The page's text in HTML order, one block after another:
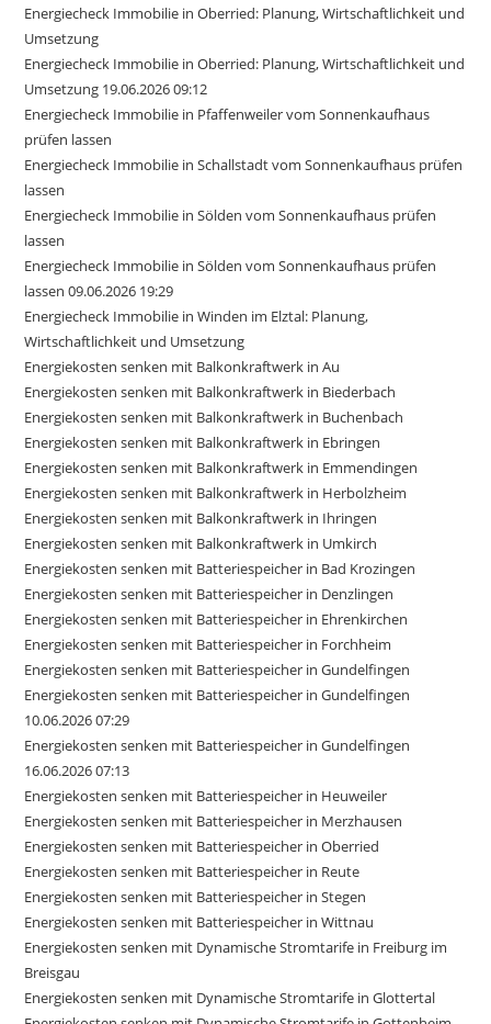
Energiecheck Immobilie in Oberried: Planung, Wirtschaftlichkeit und
Umsetzung
Energiecheck Immobilie in Oberried: Planung, Wirtschaftlichkeit und
Umsetzung 19.06.2026 09:12
Energiecheck Immobilie in Pfaffenweiler vom Sonnenkaufhaus
prüfen lassen
Energiecheck Immobilie in Schallstadt vom Sonnenkaufhaus prüfen
lassen
Energiecheck Immobilie in Sölden vom Sonnenkaufhaus prüfen
lassen
Energiecheck Immobilie in Sölden vom Sonnenkaufhaus prüfen
lassen 09.06.2026 19:29
Energiecheck Immobilie in Winden im Elztal: Planung,
Wirtschaftlichkeit und Umsetzung
Energiekosten senken mit Balkonkraftwerk in Au
Energiekosten senken mit Balkonkraftwerk in Biederbach
Energiekosten senken mit Balkonkraftwerk in Buchenbach
Energiekosten senken mit Balkonkraftwerk in Ebringen
Energiekosten senken mit Balkonkraftwerk in Emmendingen
Energiekosten senken mit Balkonkraftwerk in Herbolzheim
Energiekosten senken mit Balkonkraftwerk in Ihringen
Energiekosten senken mit Balkonkraftwerk in Umkirch
Energiekosten senken mit Batteriespeicher in Bad Krozingen
Energiekosten senken mit Batteriespeicher in Denzlingen
Energiekosten senken mit Batteriespeicher in Ehrenkirchen
Energiekosten senken mit Batteriespeicher in Forchheim
Energiekosten senken mit Batteriespeicher in Gundelfingen
Energiekosten senken mit Batteriespeicher in Gundelfingen
10.06.2026 07:29
Energiekosten senken mit Batteriespeicher in Gundelfingen
16.06.2026 07:13
Energiekosten senken mit Batteriespeicher in Heuweiler
Energiekosten senken mit Batteriespeicher in Merzhausen
Energiekosten senken mit Batteriespeicher in Oberried
Energiekosten senken mit Batteriespeicher in Reute
Energiekosten senken mit Batteriespeicher in Stegen
Energiekosten senken mit Batteriespeicher in Wittnau
Energiekosten senken mit Dynamische Stromtarife in Freiburg im
Breisgau
Energiekosten senken mit Dynamische Stromtarife in Glottertal